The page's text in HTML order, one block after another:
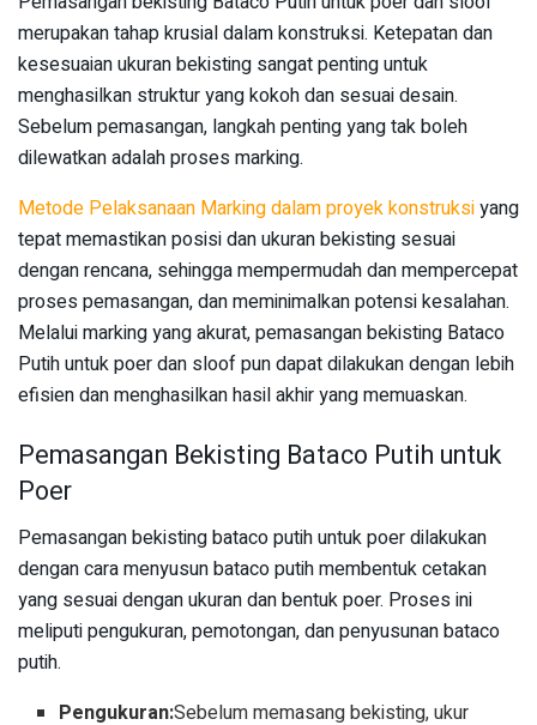
merupakan tahap krusial dalam konstruksi. Ketepatan dan
kesesuaian ukuran bekisting sangat penting untuk
menghasilkan struktur yang kokoh dan sesuai desain.
Sebelum pemasangan, langkah penting yang tak boleh
dilewatkan adalah proses marking.
Metode Pelaksanaan Marking dalam proyek konstruksiyang
tepat memastikan posisi dan ukuran bekisting sesuai
dengan rencana, sehingga mempermudah dan mempercepat
proses pemasangan, dan meminimalkan potensi kesalahan.
Melalui marking yang akurat, pemasangan bekisting Bataco
Putih untuk poer dan sloof pun dapat dilakukan dengan lebih
efisien dan menghasilkan hasil akhir yang memuaskan.
Pemasangan Bekisting Bataco Putih untuk
Poer
Pemasangan bekisting bataco putih untuk poer dilakukan
dengan cara menyusun bataco putih membentuk cetakan
yang sesuai dengan ukuran dan bentuk poer. Proses ini
meliputi pengukuran, pemotongan, dan penyusunan bataco
putih.
Pengukuran:Sebelum memasang bekisting, ukur